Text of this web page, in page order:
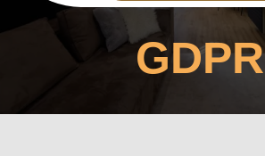
GDPR